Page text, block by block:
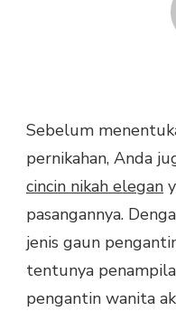
Sebelum
pernikahan, Anda
cincin nikah elegan
pasangannya.
jenis gaun
tentunya
pengantin wanita